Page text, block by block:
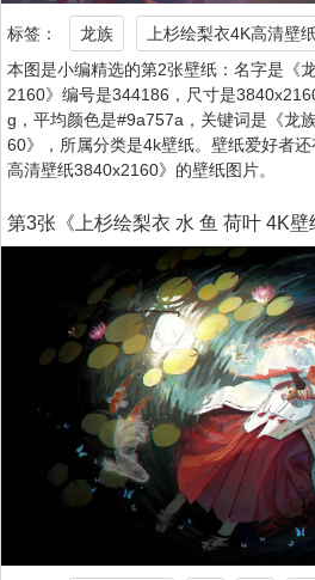
标签： 龙族
上杉绘梨衣4K高清壁
本图是小编精选的第2张壁纸：名字是《
2160》编号是344186，尺寸是
g，平均颜色是#9a757a，关键词是《龙
60》，所属分类是4k壁纸。壁纸爱好者
高清壁纸3840x2160》的壁纸图片。
第3张《上杉绘梨衣 水 鱼 荷叶 4K壁